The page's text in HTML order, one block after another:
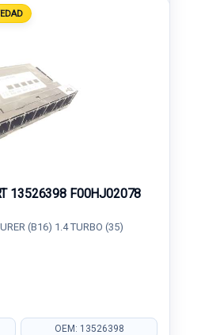
13526398 F00HJ02078
(B16) 1.4 TURBO (35)
OEM: 13526398